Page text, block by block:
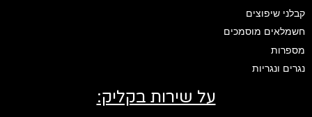
קבלני שיפוצים
חשמלאים מוסמכים
מספרות
נגרים ונגריות
על שירות בקליק: